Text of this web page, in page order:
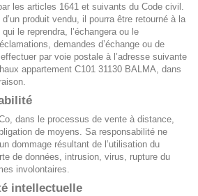
les articles 1641 et suivants du Code civil.
produit vendu, il pourra être retourné à la
le reprendra, l’échangera ou le
demandes d’échange ou de
par voie postale à l’adresse suivante
appartement C101 31130 BALMA, dans
dans le processus de vente à distance,
de moyens. Sa responsabilité ne
dommage résultant de l’utilisation du
de données, intrusion, virus, rupture du
involontaires.
intellectuelle